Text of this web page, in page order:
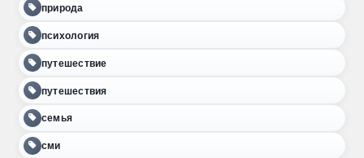
природа
психология
путешествие
путешествия
семья
сми